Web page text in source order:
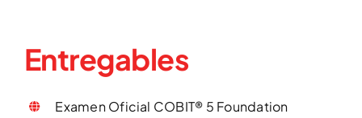
Entregables
Examen Oficial COBIT® 5 Foundation